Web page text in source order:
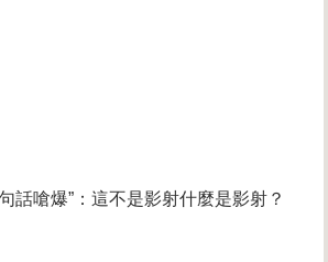
話嗆爆”：這不是影射什麼是影射？